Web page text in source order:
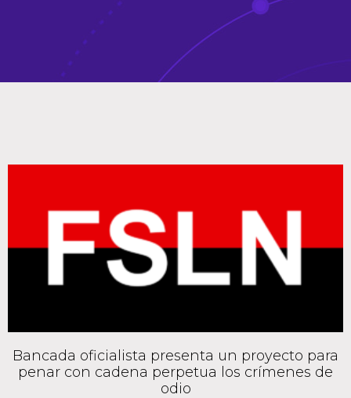
Bancada oficialista presenta un proyecto para
penar con cadena perpetua los crímenes de
odio